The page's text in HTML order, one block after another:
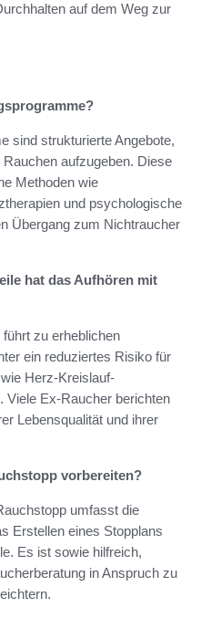
auf dem Weg zur
sind strukturierte Angebote,
aufzugeben. Diese
Methoden wie
und psychologische
Übergang zum Nichtraucher
hat das Aufhören mit
zu erheblichen
ein reduziertes Risiko für
Herz-Kreislauf-
Viele Ex-Raucher berichten
Lebensqualität und ihrer
vorbereiten?
umfasst die
Erstellen eines Stopplans
Es ist sowie hilfreich,
in Anspruch zu